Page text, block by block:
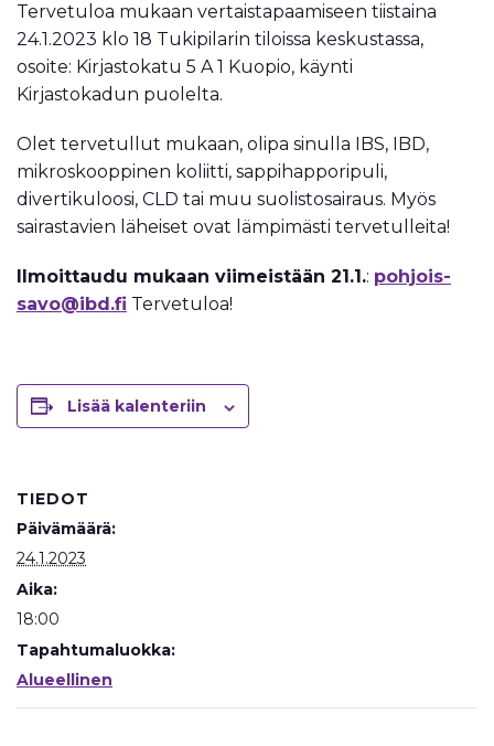
Tervetuloa mukaan vertaistapaamiseen tiistaina
24.1.2023 klo 18 Tukipilarin tiloissa keskustassa,
osoite: Kirjastokatu 5 A 1 Kuopio, käynti
Kirjastokadun puolelta.
Olet tervetullut mukaan, olipa sinulla IBS, IBD,
mikroskooppinen koliitti, sappihapporipuli,
divertikuloosi, CLD tai muu suolistosairaus. Myös
sairastavien läheiset ovat lämpimästi tervetulleita!
Ilmoittaudu mukaan viimeistään 21.1.: pohjois-
savo@ibd.fi Tervetuloa!
Lisää kalenteriin
TIEDOT
Päivämäärä:
24.1.2023
Aika:
18:00
Tapahtumaluokka:
Alueellinen